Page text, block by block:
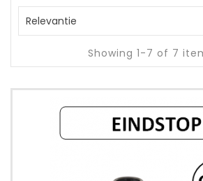
Relevantie
Showing 1-7 of 7